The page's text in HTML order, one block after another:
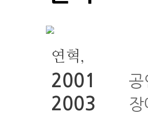
연혁,
2001 공연
2003 장애